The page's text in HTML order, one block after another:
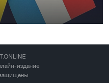
издание